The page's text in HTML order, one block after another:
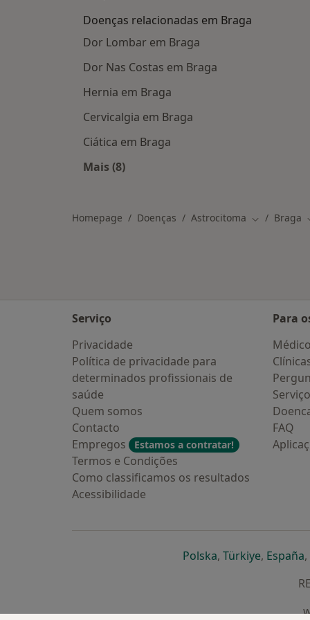
Doenças relacionadas em Braga
Dor Lombar em Braga
Dor Nas Costas em Braga
Hernia em Braga
Cervicalgia em Braga
Ciática em Braga
Mais (8)
Homepage Doenças Astrocitoma Mudar de
Braga
Serviço
Privacidade
Política de privacidade para
determinados profissionais de
saúde
Quem somos
Contacto
Empregos
Estamos a contratar!
Termos e Condições
Como classificamos os resultados
Acessibilidade
Para
FAQ
Polskaabre num novo
, Türkiyeabre
, España,